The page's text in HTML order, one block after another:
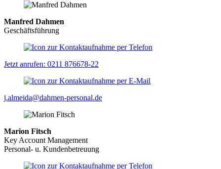
Manfred Dahmen
Geschäftsführung
Jetzt anrufen: 0211 876678-22
j.almeida@dahmen-personal.de
Marion Fitsch
Key Account Management
Personal- u. Kundenbetreuung